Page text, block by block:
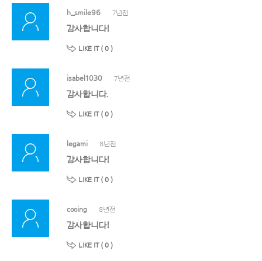
h_smile96 7년전
감사합니다!
LIKE IT ( 0 )
isabel1030 7년전
감사합니다.
LIKE IT ( 0 )
legami 8년전
감사합니다!
LIKE IT ( 0 )
cooing 8년전
감사합니다!
LIKE IT ( 0 )